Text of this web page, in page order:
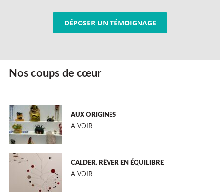
DÉPOSER UN TÉMOIGNAGE
Nos coups de cœur
AUX ORIGINES
A VOIR
CALDER. RÊVER EN ÉQUILIBRE
A VOIR